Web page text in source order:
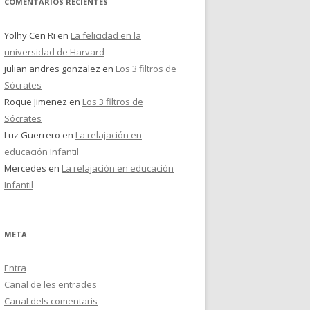
Yolhy Cen Ri en La felicidad en la
universidad de Harvard
julian andres gonzalez en Los 3 filtros de
Sócrates
Roque Jimenez en Los 3 filtros de
Sócrates
Luz Guerrero en La relajación en
educación Infantil
Mercedes en La relajación en educación
Infantil
META
Entra
Canal de les entrades
Canal dels comentaris